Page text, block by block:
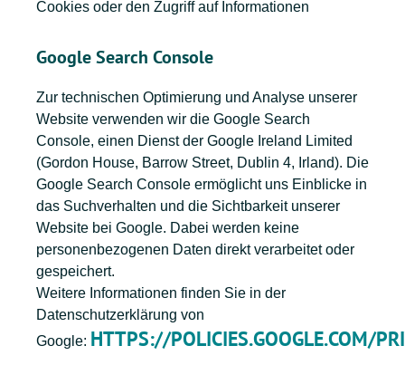
Cookies oder den Zugriff auf Informationen
Google Search Console
Zur technischen Optimierung und Analyse unserer
Website verwenden wir die Google Search
Console, einen Dienst der Google Ireland Limited
(Gordon House, Barrow Street, Dublin 4, Irland). Die
Google Search Console ermöglicht uns Einblicke in
das Suchverhalten und die Sichtbarkeit unserer
Website bei Google. Dabei werden keine
personenbezogenen Daten direkt verarbeitet oder
gespeichert.
Weitere Informationen finden Sie in der
Datenschutzerklärung von
Google: HTTPS://POLICIES.GOOGLE.COM/